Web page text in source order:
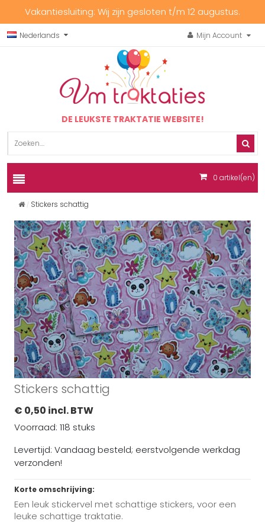
Vakantiesluiting: Wij zijn gesloten t/m 12 augustus.
Nederlands Mijn Account
DE LEUKSTE TRAKTATIE WEBSITE!
0 artikel(en)
Stickers schattig
Stickers schattig
€ 0,50 incl. BTW
Voorraad: 118 stuks
Levertijd: Vandaag besteld; eerstvolgende werkdag
verzonden!
Korte omschrijving:
Een leuk stickervel met schattige stickers, voor een
leuke schattige traktatie.